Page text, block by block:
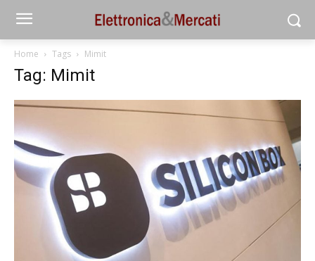
Home Tags Mimit
Tag: Mimit